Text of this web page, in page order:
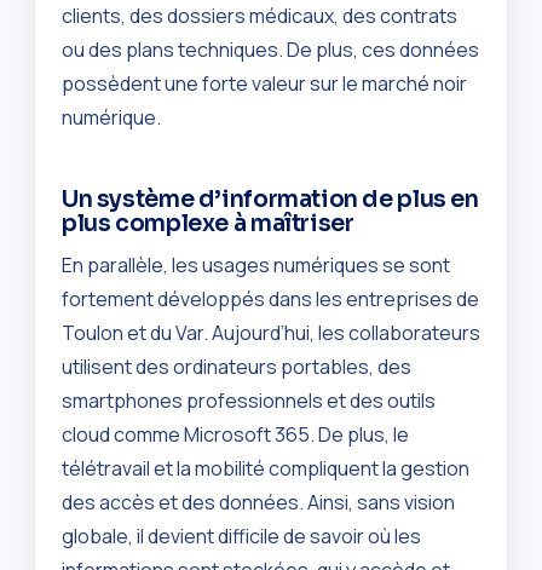
clients, des dossiers médicaux, des contrats
ou des plans techniques. De plus, ces données
possèdent une forte valeur sur le marché noir
numérique.
Un système d’information de plus en
plus complexe à maîtriser
En parallèle, les usages numériques se sont
fortement développés dans les entreprises de
Toulon et du Var. Aujourd’hui, les collaborateurs
utilisent des ordinateurs portables, des
smartphones professionnels et des outils
cloud comme Microsoft 365. De plus, le
télétravail et la mobilité compliquent la gestion
des accès et des données. Ainsi, sans vision
globale, il devient difficile de savoir où les